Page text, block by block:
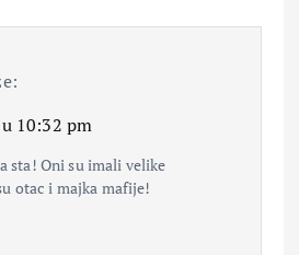
10:32 pm
sta! Oni su imali velike
otac i majka mafije!